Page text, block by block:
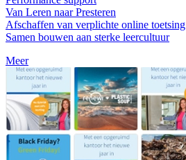
Van Leren naar Presteren
Afschaffen van verplichte online toetsing
Samen bouwen aan sterke leercultuur
Meer